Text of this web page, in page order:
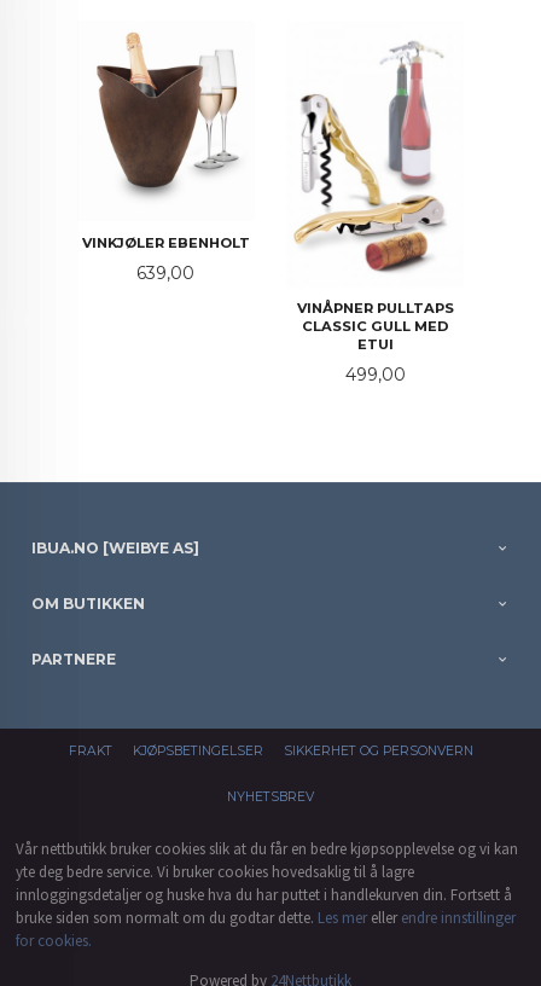
VINKJØLER EBENHOLT
Pris
639,00
VINÅPNER PULLTAPS
CLASSIC GULL MED
ETUI
Pris
499,00
IBUA.NO [WEIBYE AS]
OM BUTIKKEN
PARTNERE
FRAKT KJØPSBETINGELSER SIKKERHET OG PERSONVERN
NYHETSBREV
Vår nettbutikk bruker cookies slik at du får en bedre kjøpsopplevelse og vi kan
yte deg bedre service. Vi bruker cookies hovedsaklig til å lagre
innloggingsdetaljer og huske hva du har puttet i handlekurven din. Fortsett å
bruke siden som normalt om du godtar dette. Les merellerendre innstillinger
for cookies.
Powered by 24Nettbutikk